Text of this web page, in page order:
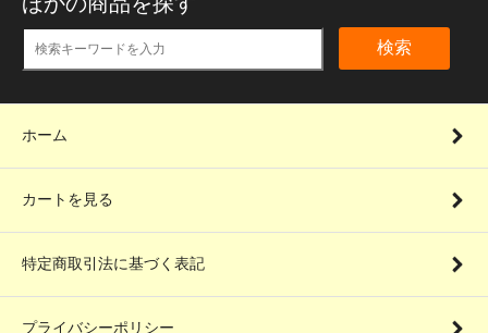
検索
ホーム
カートを見る
特定商取引法に基づく表記
プライバシーポリシー